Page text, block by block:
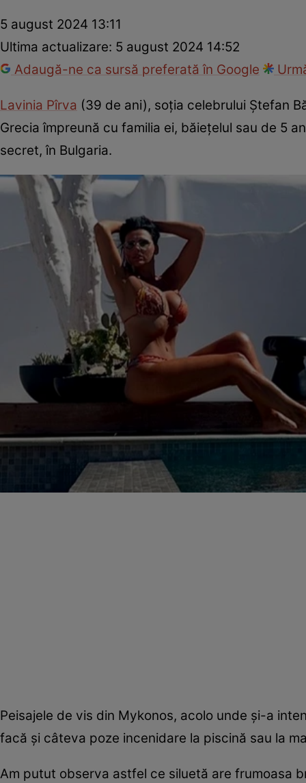
5 august 2024 13:11
Ultima actualizare: 5 august 2024 14:52
Adaugă-ne ca sursă preferată în Google
Lavinia Pîrva (39 de ani), soția celebrului Ștefan
Grecia împreună cu familia ei, băiețelul sau de 5
secret, în Bulgaria.
Peisajele de vis din Mykonos, acolo unde și-a
facă și câteva poze incenidare la piscină sau la
Am putut observa astfel ce siluetă are frumoasa